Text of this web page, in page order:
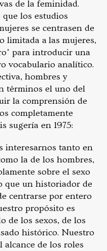
de la feminidad.
los estudios
se centrasen de
limitada a las mujeres,
para introducir una
vocabulario analítico.
hombres y
términos el uno del
la comprensión de
completamente
sugería en 1975:
interesarnos tanto en
la de los hombres,
sobre el sexo
que un historiador de
centrarse por entero
propósito es
de los sexos, de los
histórico. Nuestro
alcance de los roles